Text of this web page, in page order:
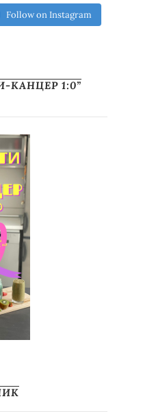
Follow on Instagram
КАНЦЕР 1:0”